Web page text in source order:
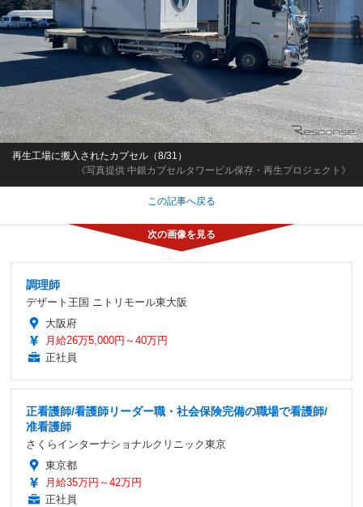
《写真提供 中銀カプセルタワービル保存・再生プロジェクト》
再生工場に搬入されたカプセル（8/31）
この記事へ戻る
調理師
デザート王国 ニトリモール東大阪
大阪府
月給26万5,000円～40万円
正社員
正看護師/看護師リーダー職・社会保険完備の職場で看護師/
准看護師
さくらインターナショナルクリニック東京
東京都
月給35万円～42万円
正社員